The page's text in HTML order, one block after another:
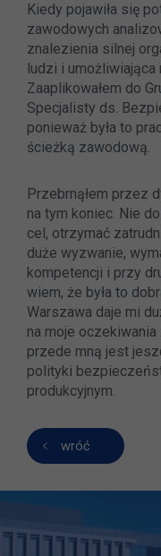
Kiedy pojawiła się
zawodowych
znalezienia silnej
ludzi i
Zaaplikowałem do
Specjalisty ds.
ponieważ była to
ścieżką zawodową.
Przebrnąłem przez
na tym koniec. Nie
cel, otrzymać
duże wyzwanie,
kompetencji i przy
wiem, że była to
Warszawa daje mi
na moje
przede mną jest
polityki
produkcyjnym.
wróć